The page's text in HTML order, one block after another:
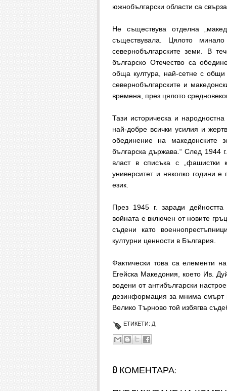
южнобългарски области са
Не съществува отделна
съществувала. Цялото
севернобългарските земи. В
българско Отечество са
обща култура, най-сетне с
севернобългарските и
времена, през цялото
Тази историческа и
най-добре всички усилия и
обединение на македонските
българска държава.“ След 1944
власт в списъка с „фашистки
университет и няколко години
език.
През 1945 г. заради
войната е включен от новите
съдени като
културни ценности в България.
Фактически това са елементи на
Егейска Македония, което Ив.
водени от антибългарски
дезинформация за мнима смърт
Велико Търново той избягва
ЕТИКЕТИ: Д
0 КОМЕНТАРА: